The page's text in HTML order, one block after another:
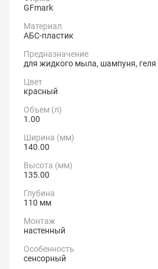
GFmark
Материал
АБС-пластик
Предназначение
для жидкого мыла, шампуня, геля
Цвет
красный
Объем (л)
1.00
Ширина (мм)
140.00
Высота (мм)
135.00
Глубина
110 мм
Монтаж
настенный
Особенность
сенсорный